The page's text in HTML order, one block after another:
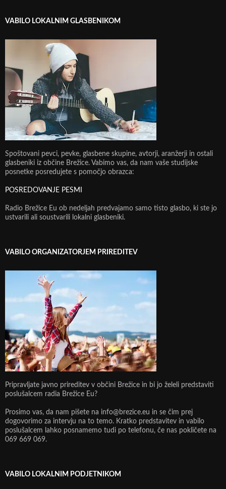
VABILO LOKALNIM GLASBENIKOM
Spoštovani pevci, pevke, glasbene skupine, avtorji, aranžerji in ostali
glasbeniki iz občine Brežice. Vabimo vas, da nam vaše studijske
posnetke posredujete s pomočjo obrazca:
POSREDOVANJE PESMI
Radio Brežice Eu ob nedeljah predvajamo samo tisto glasbo, ki ste jo
ustvarili ali soustvarili lokalni glasbeniki.
VABILO ORGANIZATORJEM PRIREDITEV
Pripravljate javno prireditev v občini Brežice in bi jo želeli predstaviti
poslušalcem radia Brežice Eu?
Prosimo vas, da nam pišete na info@brezice.eu in se čim prej
dogovorimo za intervju na to temo. Kratko predstavitev in vabilo
poslušalcem lahko posnamemo tudi po telefonu, če nas pokličete na
069 669 069.
VABILO LOKALNIM PODJETNIKOM